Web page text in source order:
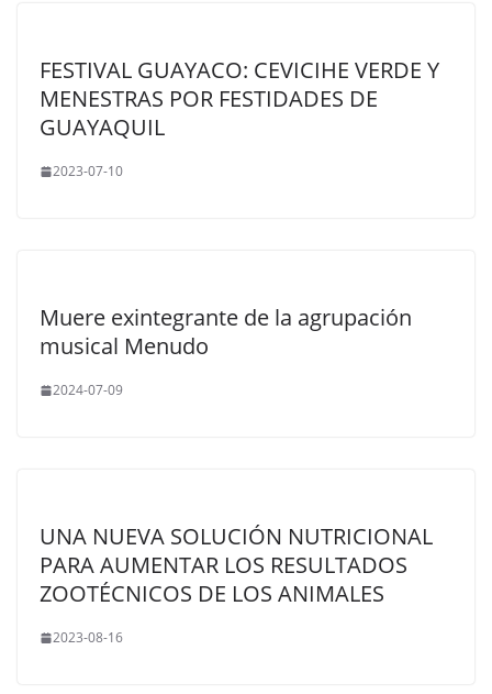
FESTIVAL GUAYACO: CEVICIHE VERDE Y
MENESTRAS POR FESTIDADES DE
GUAYAQUIL
2023-07-10
Muere exintegrante de la agrupación
musical Menudo
2024-07-09
UNA NUEVA SOLUCIÓN NUTRICIONAL
PARA AUMENTAR LOS RESULTADOS
ZOOTÉCNICOS DE LOS ANIMALES
2023-08-16